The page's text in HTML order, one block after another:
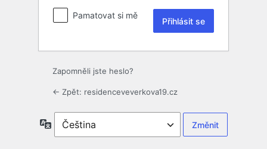
Pamatovat si mě
Zapomněli jste heslo?
← Zpět: residenceveverkova19.cz
Jazyky